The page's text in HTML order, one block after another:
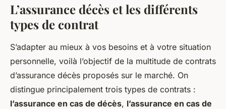
L’assurance décès et les différents
types de contrat
S’adapter au mieux à vos besoins et à votre situation
personnelle, voilà l’objectif de la multitude de contrats
d’assurance décès proposés sur le marché. On
distingue principalement trois types de contrats :
l’assurance en cas de décès, l’assurance en cas de